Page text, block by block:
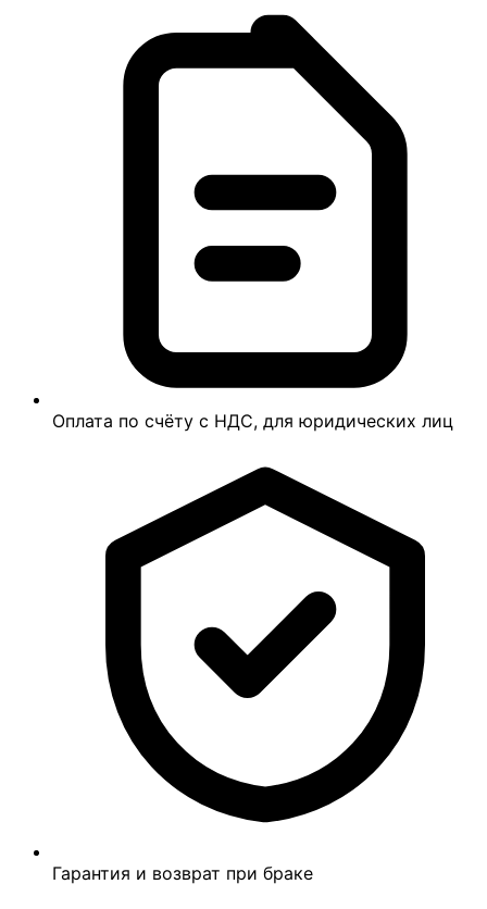
Оплата по счёту с НДС, для юридических лиц
Гарантия и возврат при браке